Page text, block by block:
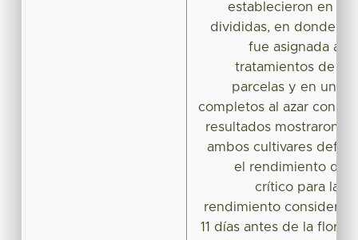
establecieron en
divididas, en donde la
fue asignada a
tratamientos de
parcelas y en un
completos al azar con 3
resultados mostraron
ambos cultivares
el rendimiento de
crítico para la
rendimiento considera
11 días antes de la